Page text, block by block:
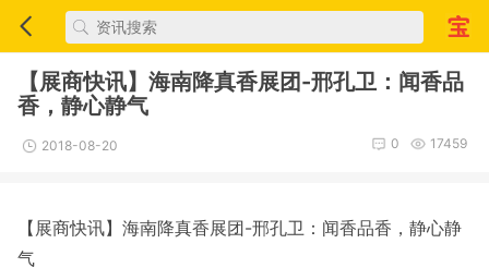
【展商快讯】海南降真香展团-邢孔卫：闻香品
香，静心静气
2018-08-20 17459
0
【展商快讯】海南降真香展团-邢孔卫：闻香品香，静心静
气